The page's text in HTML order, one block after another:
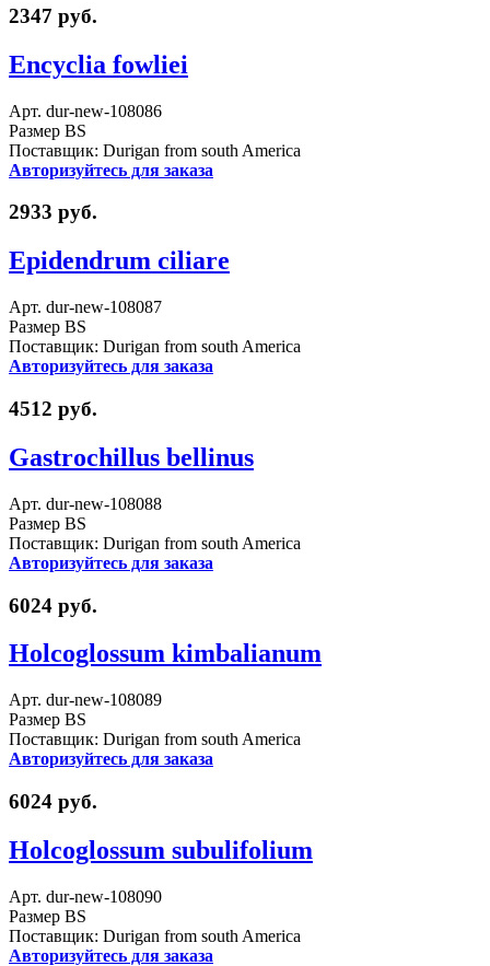
2347 руб.
Encyclia fowliei
Арт. dur-new-108086
Размер BS
Поставщик: Durigan from south America
Авторизуйтесь для заказа
2933 руб.
Epidendrum ciliare
Арт. dur-new-108087
Размер BS
Поставщик: Durigan from south America
Авторизуйтесь для заказа
4512 руб.
Gastrochillus bellinus
Арт. dur-new-108088
Размер BS
Поставщик: Durigan from south America
Авторизуйтесь для заказа
6024 руб.
Holcoglossum kimbalianum
Арт. dur-new-108089
Размер BS
Поставщик: Durigan from south America
Авторизуйтесь для заказа
6024 руб.
Holcoglossum subulifolium
Арт. dur-new-108090
Размер BS
Поставщик: Durigan from south America
Авторизуйтесь для заказа